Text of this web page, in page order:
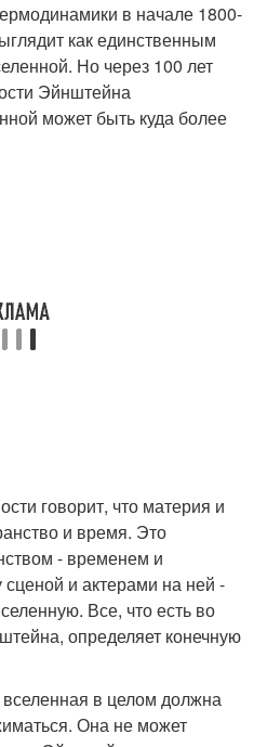
в начале 1800-
как единственным
Но через 100 лет
Эйнштейна
может быть куда более
говорит, что материя и
и время. Это
- временем и
и актерами на ней -
Все, что есть во
определяет конечную
в целом должна
Она не может